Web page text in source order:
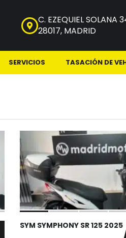
C. EZEQUIEL SOLANA
28017, MADRID
SERVICIOS TASACIÓN DE
SYM SYMPHONY SR 125 2025